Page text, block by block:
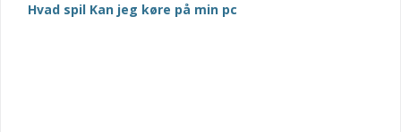
Hvad spil Kan jeg køre på min pc